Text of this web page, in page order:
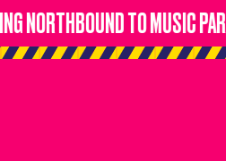
NORTHBOUND TO MUSIC